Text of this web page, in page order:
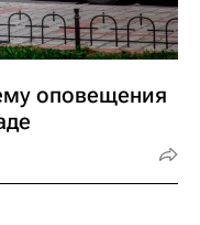
оповещения